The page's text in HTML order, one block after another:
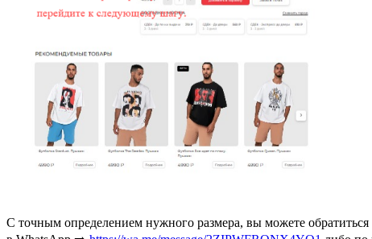
С точным определением нужного размера, вы можете